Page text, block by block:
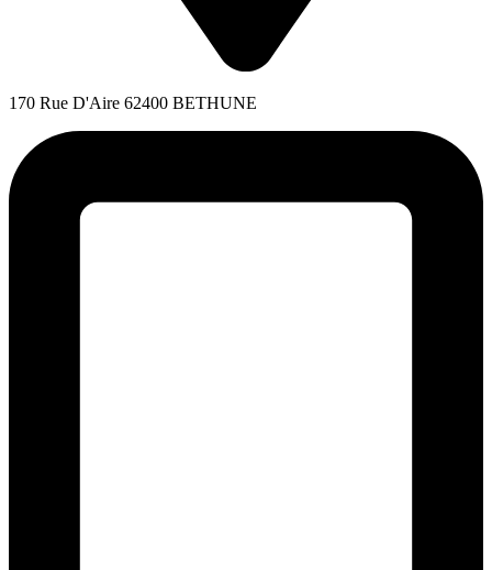
170 Rue D'Aire 62400 BETHUNE